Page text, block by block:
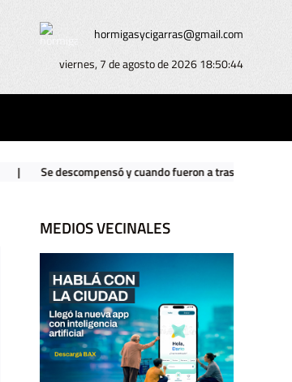
hormigasycigarras@gmail.com
viernes, 7 de agosto de 202618:50:46
y cuando fueron a trasladarlo encontraron un arsenal
MEDIOS VECINALES